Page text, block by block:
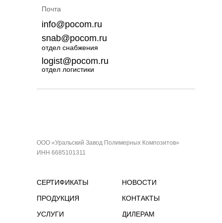
snab@pocom.ru
logist@pocom.ru
отдел снабжения
отдел логистики
info@pocom.ru
Почта
ООО «Уральский Завод Полимерных Композитов»
ИНН 6685101311
НОВОСТИ
КОНТАКТЫ
ДИЛЕРАМ
СЕРТИФИКАТЫ
ПРОДУКЦИЯ
УСЛУГИ